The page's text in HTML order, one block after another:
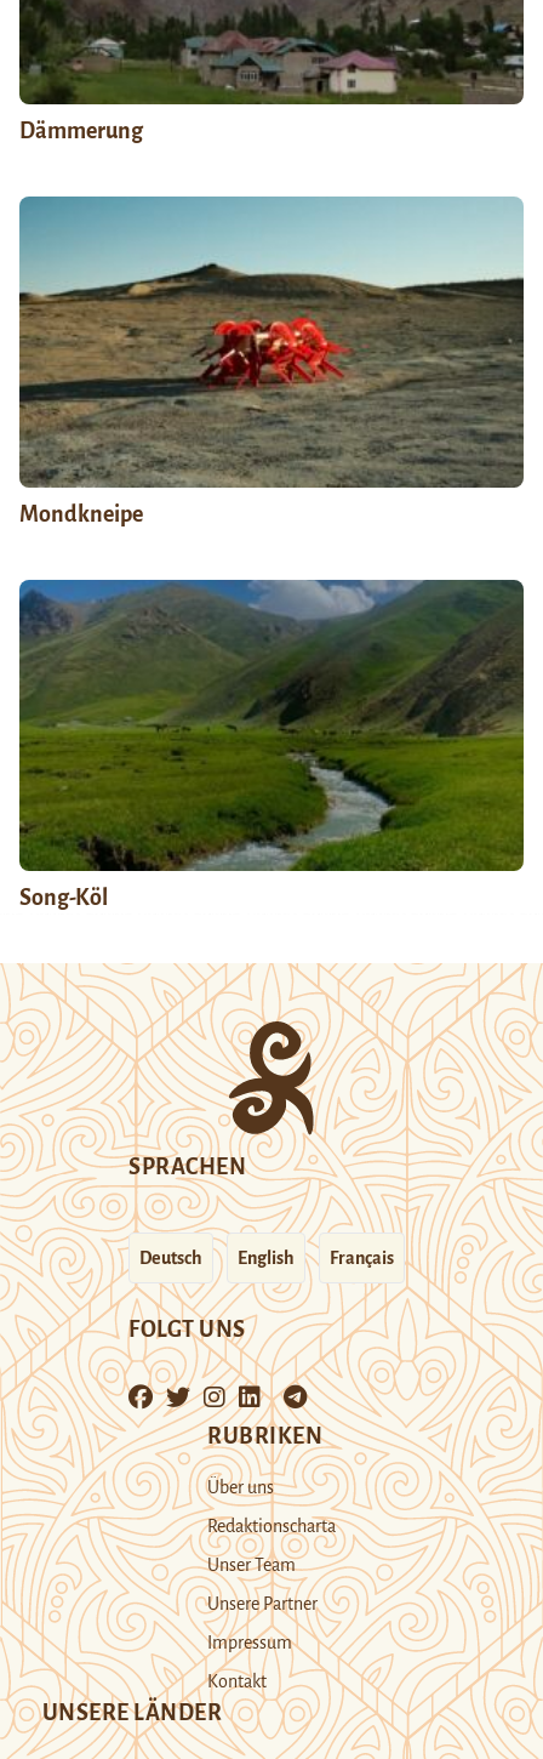
Dämmerung
Mondkneipe
Song-Köl
SPRACHEN
Deutsch English Français
FOLGT UNS
RUBRIKEN
Über uns
Redaktionscharta
Unser Team
Unsere Partner
Impressum
Kontakt
UNSERE LÄNDER